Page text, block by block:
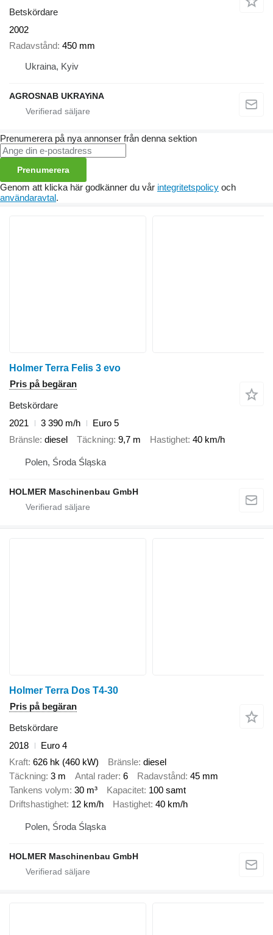
Betskördare
2002
Radavstånd 450 mm
Ukraina, Kyiv
AGROSNAB UKRAYiNA
Prenumerera på nya annonser från denna sektion
Prenumerera
Genom att klicka här godkänner du vår integritetspolicy och
användaravtal.
Holmer Terra Felis 3 evo
Pris på begäran
Betskördare
2021
3 390 m/h
Euro 5
Bränsle diesel Täckning 9,7 m Hastighet 40 km/h
Polen, Środa Śląska
HOLMER Maschinenbau GmbH
Holmer Terra Dos T4-30
Pris på begäran
Betskördare
2018
Euro 4
Kraft 626 hk (460 kW) Bränsle diesel
Täckning 3 m Antal rader 6 Radavstånd 45 mm
Tankens volym 30 m³ Kapacitet 100 samt
Driftshastighet 12 km/h Hastighet 40 km/h
Polen, Środa Śląska
HOLMER Maschinenbau GmbH